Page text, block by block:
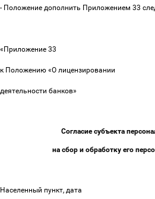
- Положение дополнить Приложением 33
«Приложение 33
к Положению «О лицензировании
деятельности банков»
Согласие субъекта
на сбор и обработку его
Населенный пункт, дата